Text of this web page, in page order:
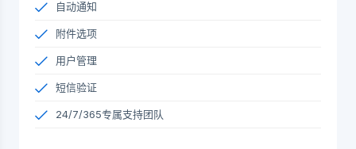
自动通知
附件选项
用户管理
短信验证
24/7/365专属支持团队